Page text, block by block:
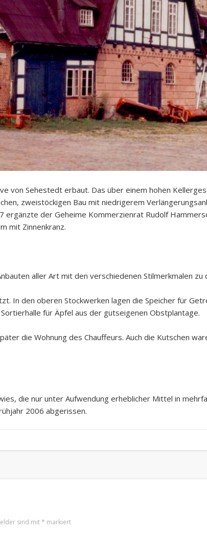
von Sehestedt erbaut. Das über einem hohen
zweistöckigen Bau mit niedrigerem
ergänzte der Geheime Kommerzienrat Rudolf
mit Zinnenkranz.
aller Art mit den verschiedenen Stilmerkmalen
In den oberen Stockwerken lagen die Speicher für
für Äpfel aus der gutseigenen Obstplantage.
die Wohnung des Chauffeurs. Auch die Kutschen
die nur unter Aufwendung erheblicher Mittel in
2006 abgerissen.
sind mit* markiert